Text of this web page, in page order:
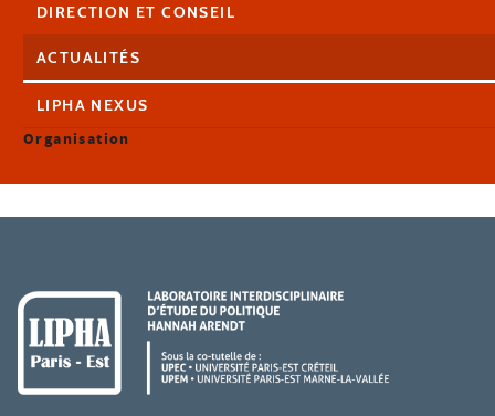
DIRECTION ET CONSEIL
ACTUALITÉS
LIPHA NEXUS
Organisation